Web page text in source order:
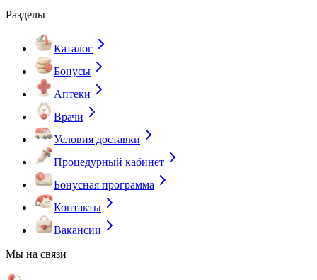
Разделы
Каталог
Бонусы
Аптеки
Врачи
Условия доставки
Процедурный кабинет
Бонусная программа
Контакты
Вакансии
Мы на связи